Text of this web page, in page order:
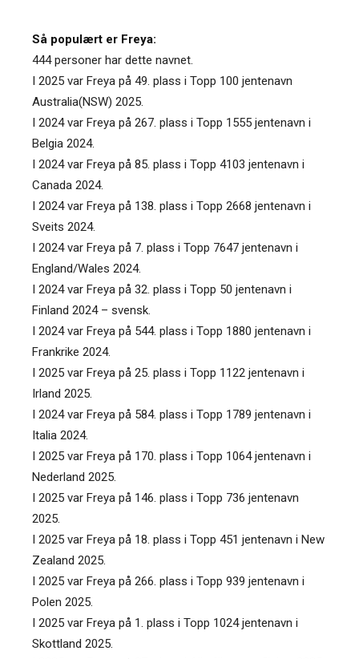
Så populært er Freya:
444 personer har dette navnet.
I 2025 var Freya på 49. plass i Topp 100 jentenavn
Australia(NSW) 2025.
I 2024 var Freya på 267. plass i Topp 1555 jentenavn i
Belgia 2024.
I 2024 var Freya på 85. plass i Topp 4103 jentenavn i
Canada 2024.
I 2024 var Freya på 138. plass i Topp 2668 jentenavn i
Sveits 2024.
I 2024 var Freya på 7. plass i Topp 7647 jentenavn i
England/Wales 2024.
I 2024 var Freya på 32. plass i Topp 50 jentenavn i
Finland 2024 – svensk.
I 2024 var Freya på 544. plass i Topp 1880 jentenavn i
Frankrike 2024.
I 2025 var Freya på 25. plass i Topp 1122 jentenavn i
Irland 2025.
I 2024 var Freya på 584. plass i Topp 1789 jentenavn i
Italia 2024.
I 2025 var Freya på 170. plass i Topp 1064 jentenavn i
Nederland 2025.
I 2025 var Freya på 146. plass i Topp 736 jentenavn
2025.
I 2025 var Freya på 18. plass i Topp 451 jentenavn i New
Zealand 2025.
I 2025 var Freya på 266. plass i Topp 939 jentenavn i
Polen 2025.
I 2025 var Freya på 1. plass i Topp 1024 jentenavn i
Skottland 2025.